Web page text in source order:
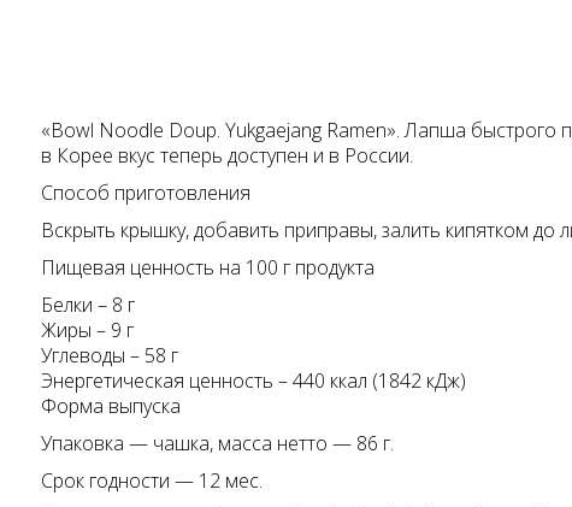
«Bowl Noodle Doup. Yukgaejang Ramen». Лапша
в Корее вкус теперь доступен и в России.
Способ приготовления
Вскрыть крышку, добавить приправы, залить кипятком
Пищевая ценность на 100 г продукта
Белки – 8 г
Жиры – 9 г
Углеводы – 58 г
Энергетическая ценность – 440 ккал (1842 кДж)
Форма выпуска
Упаковка — чашка, масса нетто — 86 г.
Срок годности — 12 мес.